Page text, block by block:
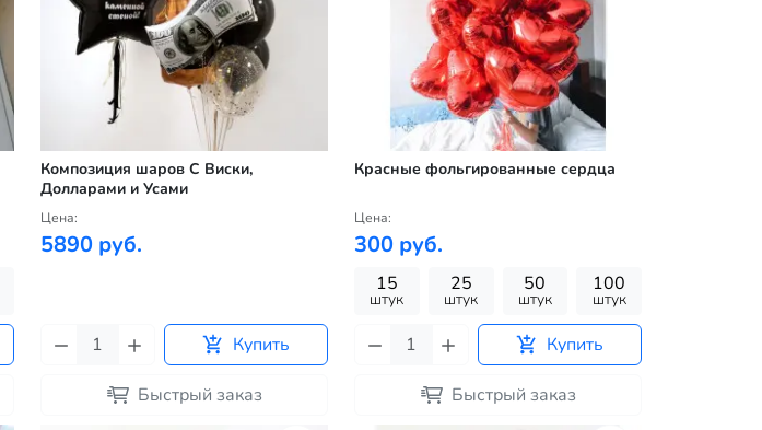
Композиция шаров С Виски,
Долларами и Усами
Цена:
5890 руб.
Купить
Быстрый заказ
Красные фольгированные сердца
Цена:
300 руб.
15
штук
25
штук
50
штук
100
штук
Купить
Быстрый заказ